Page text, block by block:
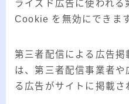
ライズド広告に使われる
Cookie を無効にできます
第三者配信による広告
は、第三者配信事業者
る広告がサイトに掲載さ